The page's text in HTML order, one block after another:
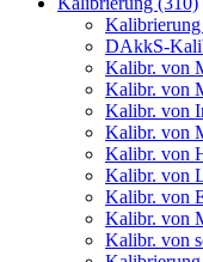
Kalibrierung
DAkkS-
Kalibr. von
Kalibr. von
Kalibr. von
Kalibr. von
Kalibr. von
Kalibr. von
Kalibr. von
Kalibr. von
Kalibr. von